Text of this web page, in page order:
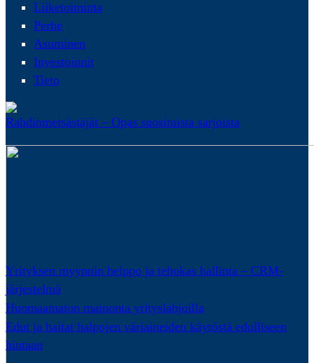
Liiketoiminta
Perhe
Asuminen
Investoinnit
Tieto
Rahdinmetsästäjät – Opas suosituista sarjoista
Yrityksen myynnin helppo ja tehokas hallinta – CRM-
järjestelmä
Huomaamaton mainonta yrityslahjoilla
Edut ja haitat halpojen väriaineiden käytöstä edulliseen
hintaan